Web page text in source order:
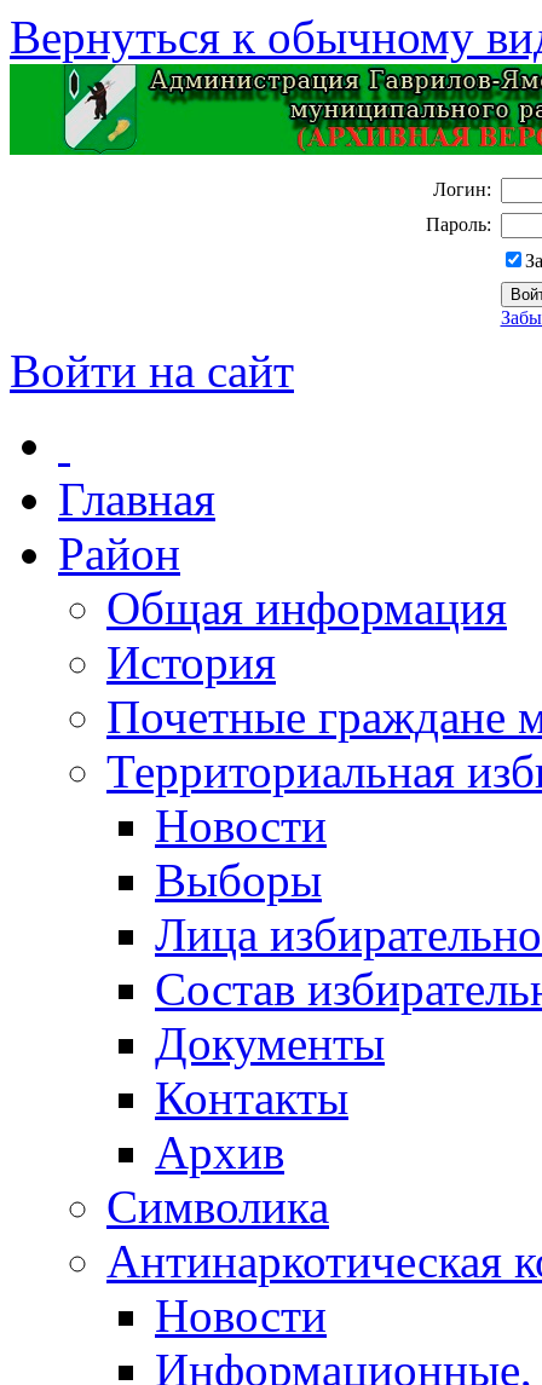
Вернуться к обычному
Логин:
Пароль:
Войти на сайт
Главная
Район
Общая информация
История
Почетные граждане
Территориальная
Новости
Выборы
Лица
Состав
Документы
Контакты
Архив
Символика
Антинаркотическая
Новости
Информационные,